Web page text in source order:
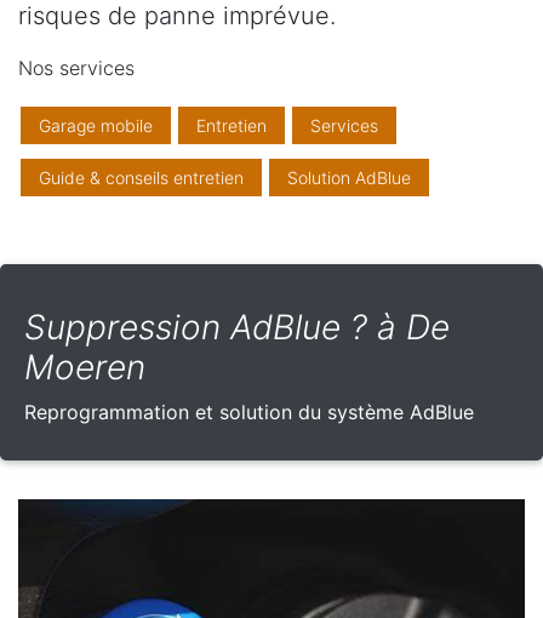
risques de panne imprévue.
Nos services
Garage mobile Entretien Services
Guide & conseils entretien Solution AdBlue
Suppression AdBlue ? à De
Moeren
Reprogrammation et solution du système AdBlue